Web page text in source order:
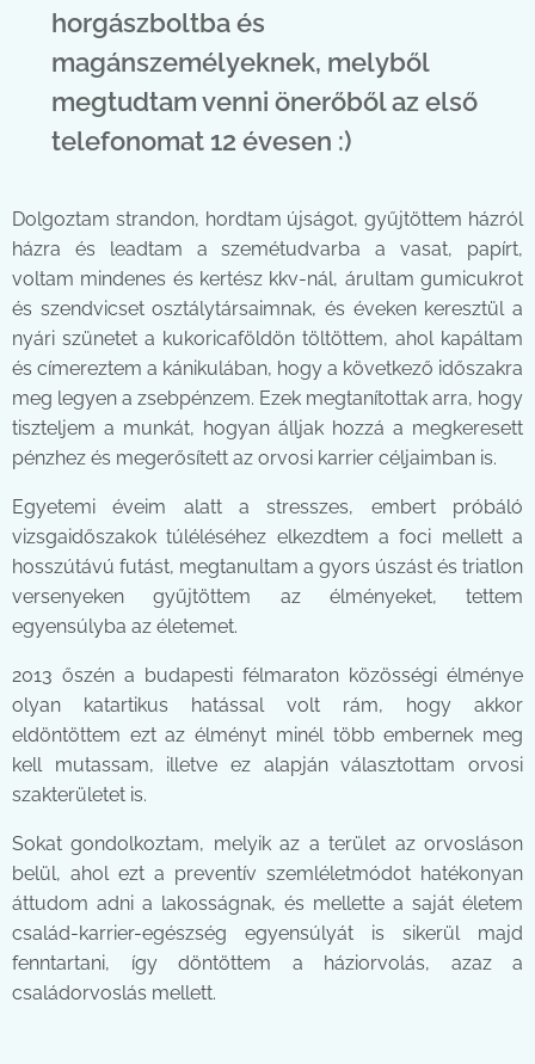
horgászboltba és
magánszemélyeknek, melyből
megtudtam venni önerőből az első
telefonomat 12 évesen :)
Dolgoztam strandon, hordtam újságot, gyűjtöttem házról
házra és leadtam a szemétudvarba a vasat, papírt,
voltam mindenes és kertész kkv-nál, árultam gumicukrot
és szendvicset osztálytársaimnak, és éveken keresztül a
nyári szünetet a kukoricaföldön töltöttem, ahol kapáltam
és címereztem a kánikulában, hogy a következő időszakra
meg legyen a zsebpénzem. Ezek megtanítottak arra, hogy
tiszteljem a munkát, hogyan álljak hozzá a megkeresett
pénzhez és megerősített az orvosi karrier céljaimban is.
Egyetemi éveim alatt a stresszes, embert próbáló
vizsgaidőszakok túléléséhez elkezdtem a foci mellett a
hosszútávú futást, megtanultam a gyors úszást és triatlon
versenyeken gyűjtöttem az élményeket, tettem
egyensúlyba az életemet.
2013 őszén a budapesti félmaraton közösségi élménye
olyan katartikus hatással volt rám, hogy akkor
eldöntöttem ezt az élményt minél több embernek meg
kell mutassam, illetve ez alapján választottam orvosi
szakterületet is.
Sokat gondolkoztam, melyik az a terület az orvosláson
belül, ahol ezt a preventív szemléletmódot hatékonyan
áttudom adni a lakosságnak, és mellette a saját életem
család-karrier-egészség egyensúlyát is sikerül majd
fenntartani, így döntöttem a háziorvolás, azaz a
családorvoslás mellett.